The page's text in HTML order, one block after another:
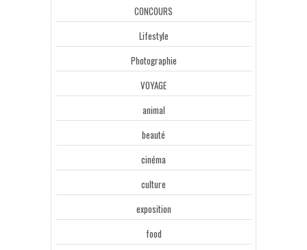
CONCOURS
Lifestyle
Photographie
VOYAGE
animal
beauté
cinéma
culture
exposition
food